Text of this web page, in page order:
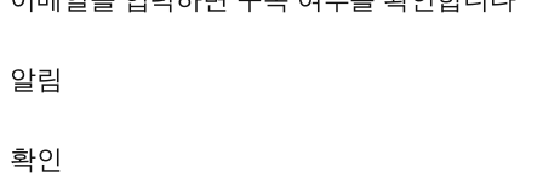
알림
확인